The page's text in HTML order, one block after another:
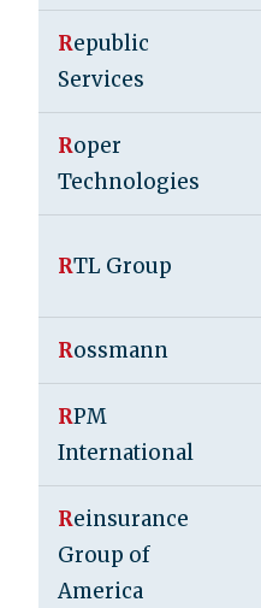
Republic
Services
Roper
Technologies
RTL Group
Rossmann
RPM
International
Reinsurance
Group of
America